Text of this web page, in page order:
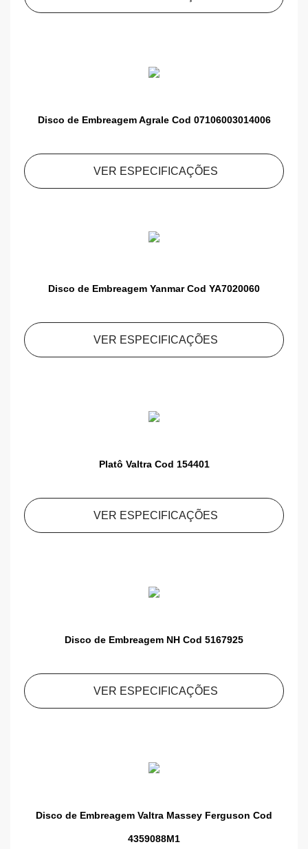
Disco de Embreagem Agrale Cod 07106003014006
VER ESPECIFICAÇÕES
Disco de Embreagem Yanmar Cod YA7020060
VER ESPECIFICAÇÕES
Platô Valtra Cod 154401
VER ESPECIFICAÇÕES
Disco de Embreagem NH Cod 5167925
VER ESPECIFICAÇÕES
Disco de Embreagem Valtra Massey Ferguson Cod
4359088M1